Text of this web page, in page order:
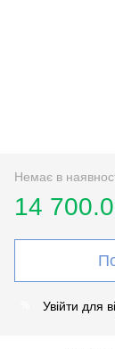
Немає в
14
Увійти для